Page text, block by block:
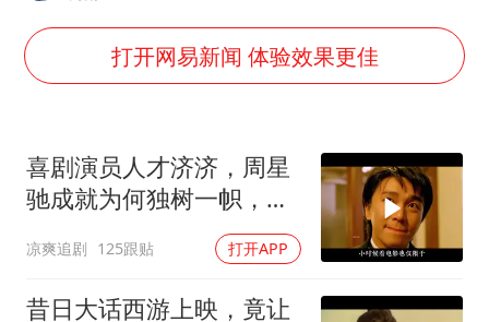
央视新主播李秋莹孙亚鹏亮相
夏日经济乘“热”而上 消费市场向“新”而行
宇树王兴兴被问了360多个问题
全民健身事业高质量发展
唐田赛前发布会上引用《孙子兵法》
乐享全民健身 共筑健康中国
打开网易新闻 体验效果更佳
喜剧演员人才济济，周星
驰成就为何独树一帜，他
凉爽追剧 125跟贴 打开APP
昔日大话西游上映，竟让